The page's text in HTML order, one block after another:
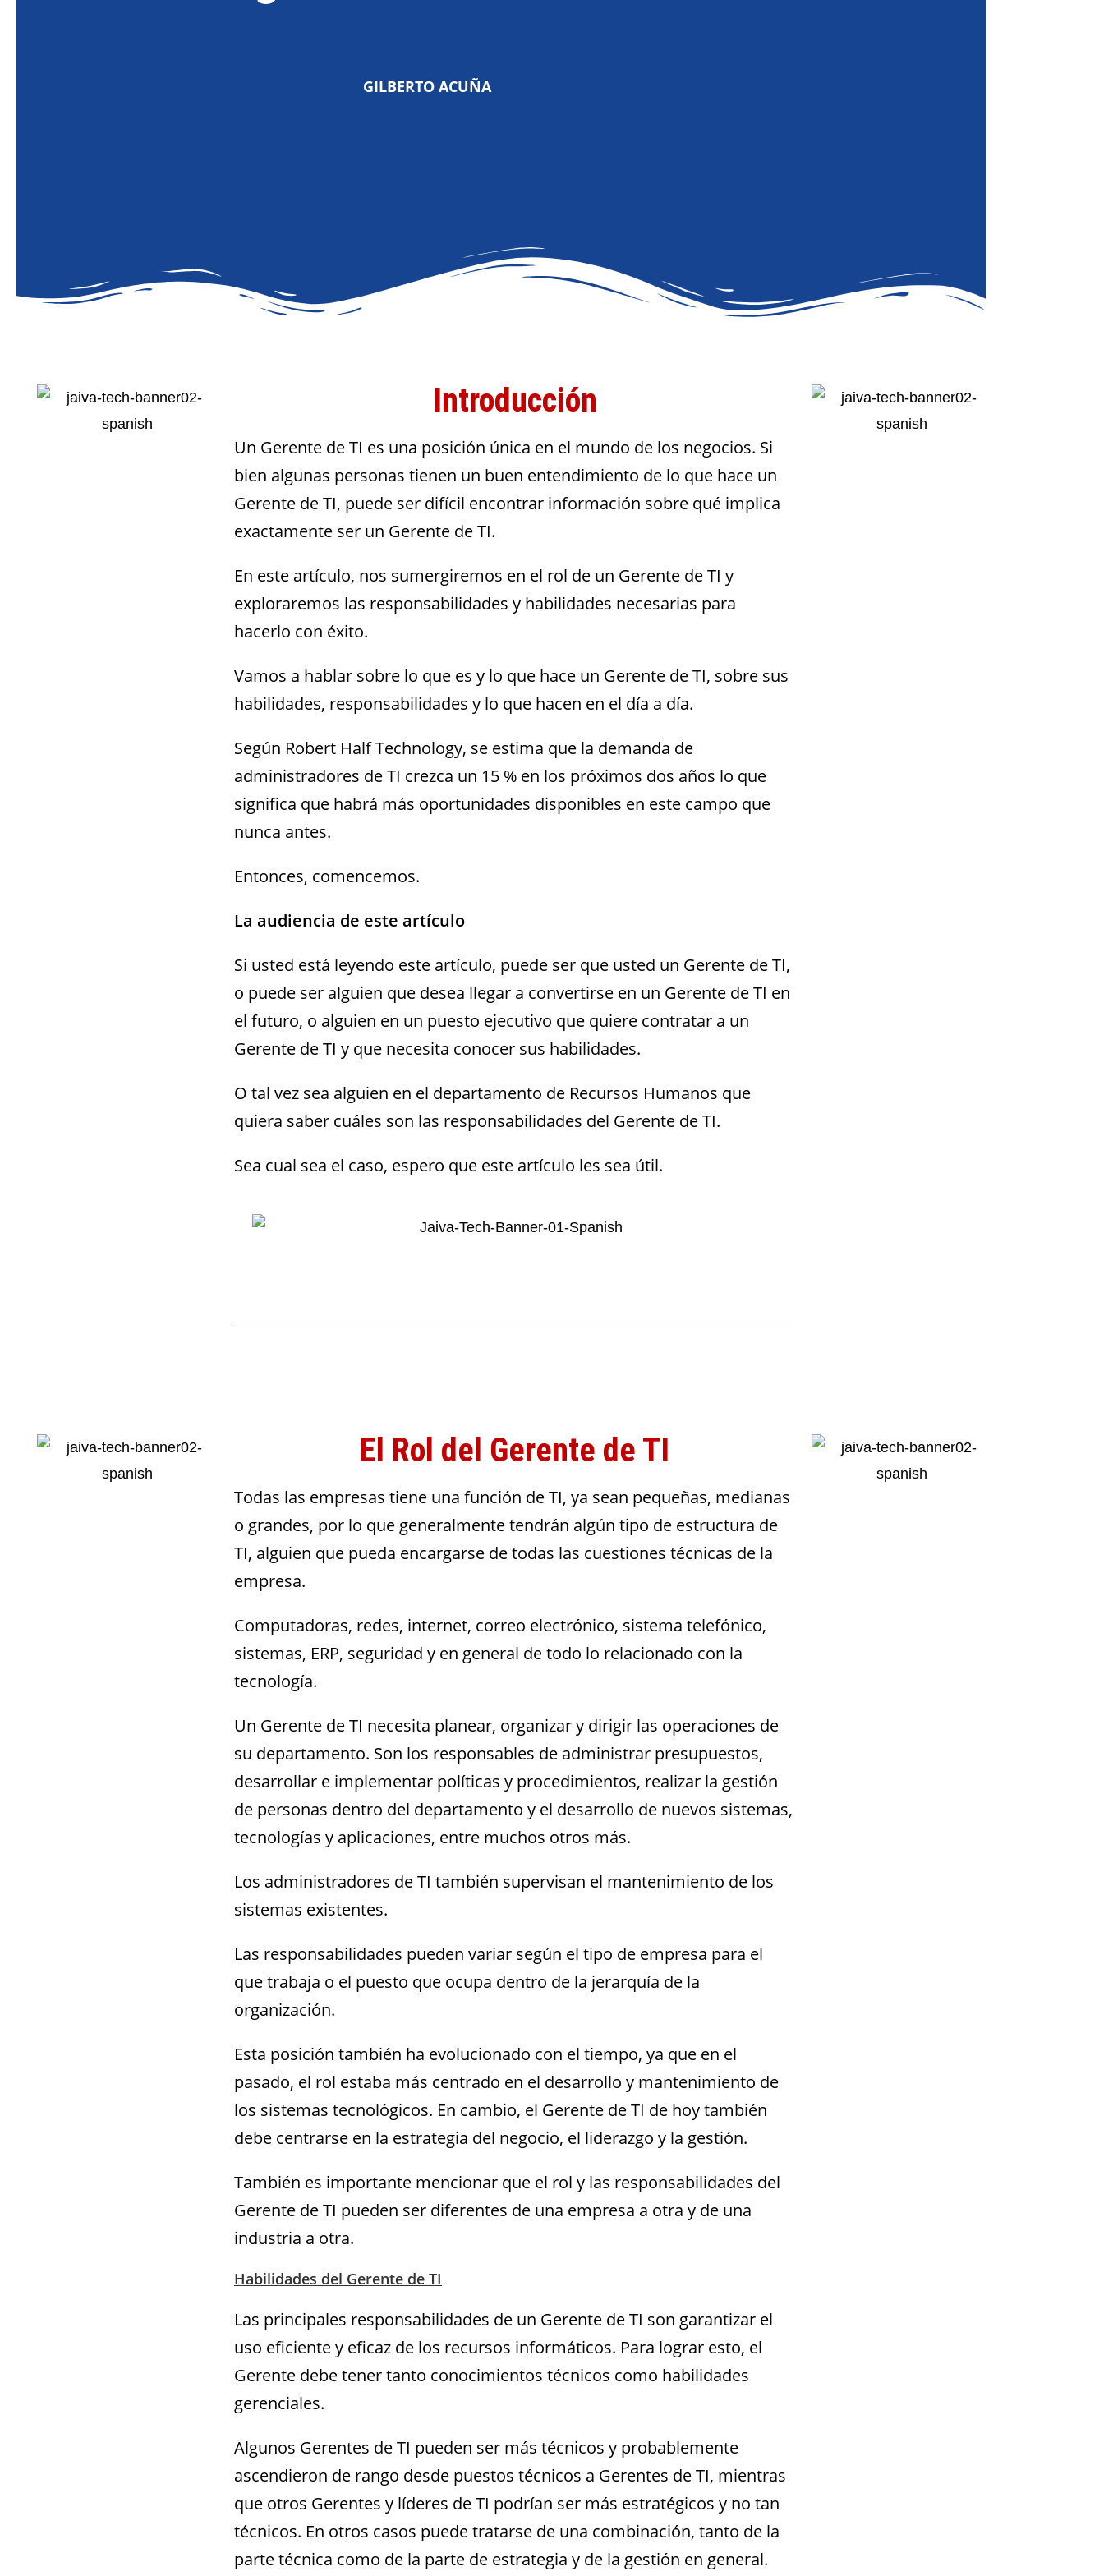
GILBERTO ACUÑA
Introducción
Un Gerente de TI es una posición única en el mundo de los negocios. Si
bien algunas personas tienen un buen entendimiento de lo que hace un
Gerente de TI, puede ser difícil encontrar información sobre qué implica
exactamente ser un Gerente de TI.
En este artículo, nos sumergiremos en el rol de un Gerente de TI y
exploraremos las responsabilidades y habilidades necesarias para
hacerlo con éxito.
Vamos a hablar sobre lo que es y lo que hace un Gerente de TI, sobre sus
habilidades, responsabilidades y lo que hacen en el día a día.
Según Robert Half Technology, se estima que la demanda de
administradores de TI crezca un 15 % en los próximos dos años lo que
significa que habrá más oportunidades disponibles en este campo que
nunca antes.
Entonces, comencemos.
La audiencia de este artículo
Si usted está leyendo este artículo, puede ser que usted un Gerente de TI,
o puede ser alguien que desea llegar a convertirse en un Gerente de TI en
el futuro, o alguien en un puesto ejecutivo que quiere contratar a un
Gerente de TI y que necesita conocer sus habilidades.
O tal vez sea alguien en el departamento de Recursos Humanos que
quiera saber cuáles son las responsabilidades del Gerente de TI.
Sea cual sea el caso, espero que este artículo les sea útil.
El Rol del Gerente de TI
Todas las empresas tiene una función de TI, ya sean pequeñas, medianas
o grandes, por lo que generalmente tendrán algún tipo de estructura de
TI, alguien que pueda encargarse de todas las cuestiones técnicas de la
empresa.
Computadoras, redes, internet, correo electrónico, sistema telefónico,
sistemas, ERP, seguridad y en general de todo lo relacionado con la
tecnología.
Un Gerente de TI necesita planear, organizar y dirigir las operaciones de
su departamento. Son los responsables de administrar presupuestos,
desarrollar e implementar políticas y procedimientos, realizar la gestión
de personas dentro del departamento y el desarrollo de nuevos sistemas,
tecnologías y aplicaciones, entre muchos otros más.
Los administradores de TI también supervisan el mantenimiento de los
sistemas existentes.
Las responsabilidades pueden variar según el tipo de empresa para el
que trabaja o el puesto que ocupa dentro de la jerarquía de la
organización.
Esta posición también ha evolucionado con el tiempo, ya que en el
pasado, el rol estaba más centrado en el desarrollo y mantenimiento de
los sistemas tecnológicos. En cambio, el Gerente de TI de hoy también
debe centrarse en la estrategia del negocio, el liderazgo y la gestión.
También es importante mencionar que el rol y las responsabilidades del
Gerente de TI pueden ser diferentes de una empresa a otra y de una
industria a otra.
Habilidades del Gerente de TI
Las principales responsabilidades de un Gerente de TI son garantizar el
uso eficiente y eficaz de los recursos informáticos. Para lograr esto, el
Gerente debe tener tanto conocimientos técnicos como habilidades
gerenciales.
Algunos Gerentes de TI pueden ser más técnicos y probablemente
ascendieron de rango desde puestos técnicos a Gerentes de TI, mientras
que otros Gerentes y líderes de TI podrían ser más estratégicos y no tan
técnicos. En otros casos puede tratarse de una combinación, tanto de la
parte técnica como de la parte de estrategia y de la gestión en general.